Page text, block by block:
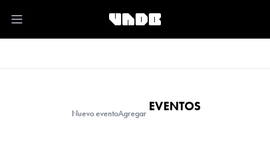
Open main menu
Nuevo eventoAgregar EVENTOS